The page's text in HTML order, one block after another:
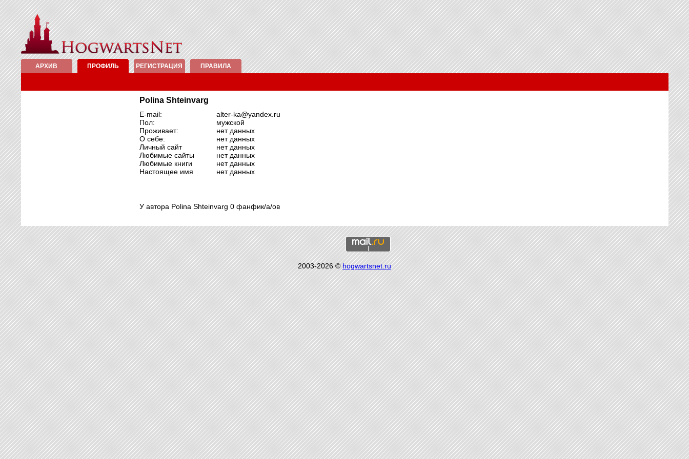
АРХИВ ПРОФИЛЬ РЕГИСТРАЦИЯ ПРАВИЛА
Polina Shteinvarg
E-mail:
alter-ka@yandex.ru
Пол:
мужской
Проживает:
нет данных
О себе:
нет данных
Личный сайт
нет данных
Любимые сайты
нет данных
Любимые книги
нет данных
Настоящее имя
нет данных
У автора Polina Shteinvarg 0 фанфик/а/ов
2003-2026 ©hogwartsnet.ru